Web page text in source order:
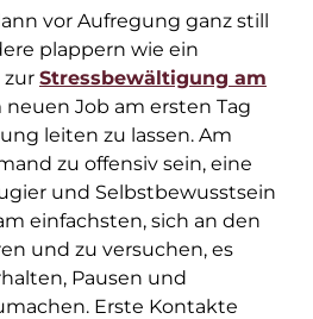
vor Aufregung ganz still
plappern wie ein
zur Stressbewältigung am
neuen Job am ersten Tag
leiten zu lassen. Am
zu offensiv sein, eine
und Selbstbewusstsein
einfachsten, sich an den
und zu versuchen, es
Pausen und
Erste Kontakte